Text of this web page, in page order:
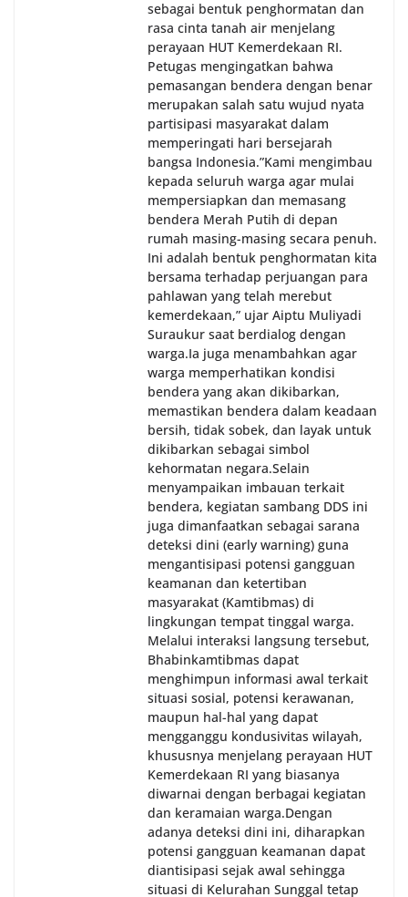
sebagai bentuk penghormatan dan
rasa cinta tanah air menjelang
perayaan HUT Kemerdekaan RI.
Petugas mengingatkan bahwa
pemasangan bendera dengan benar
merupakan salah satu wujud nyata
partisipasi masyarakat dalam
memperingati hari bersejarah
bangsa Indonesia.‎‎”Kami mengimbau
kepada seluruh warga agar mulai
mempersiapkan dan memasang
bendera Merah Putih di depan
rumah masing-masing secara penuh.
Ini adalah bentuk penghormatan kita
bersama terhadap perjuangan para
pahlawan yang telah merebut
kemerdekaan,” ujar Aiptu Muliyadi
Suraukur saat berdialog dengan
warga.‎‎Ia juga menambahkan agar
warga memperhatikan kondisi
bendera yang akan dikibarkan,
memastikan bendera dalam keadaan
bersih, tidak sobek, dan layak untuk
dikibarkan sebagai simbol
kehormatan negara.‎‎‎Selain
menyampaikan imbauan terkait
bendera, kegiatan sambang DDS ini
juga dimanfaatkan sebagai sarana
deteksi dini (early warning) guna
mengantisipasi potensi gangguan
keamanan dan ketertiban
masyarakat (Kamtibmas) di
lingkungan tempat tinggal warga.
Melalui interaksi langsung tersebut,
Bhabinkamtibmas dapat
menghimpun informasi awal terkait
situasi sosial, potensi kerawanan,
maupun hal-hal yang dapat
mengganggu kondusivitas wilayah,
khususnya menjelang perayaan HUT
Kemerdekaan RI yang biasanya
diwarnai dengan berbagai kegiatan
dan keramaian warga.‎‎Dengan
adanya deteksi dini ini, diharapkan
potensi gangguan keamanan dapat
diantisipasi sejak awal sehingga
situasi di Kelurahan Sunggal tetap